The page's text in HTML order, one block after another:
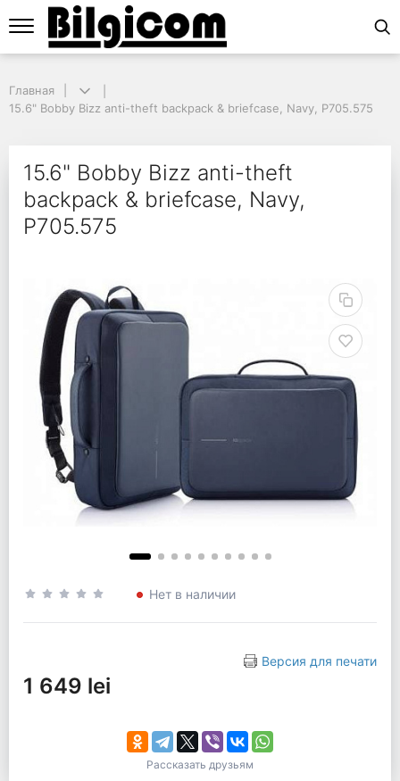
15.6" Bobby Bizz anti-theft backpack & briefcase, Navy, P705.575
15.6" Bobby Bizz
Главная
15.6" Bobby Bizz anti-theft backpack & briefcase, Navy, P705.575
15.6" Bobby Bizz anti-theft
backpack & briefcase, Navy,
P705.575
Нет в наличии
Версия для печати
1 649 lei
Рассказать друзьям